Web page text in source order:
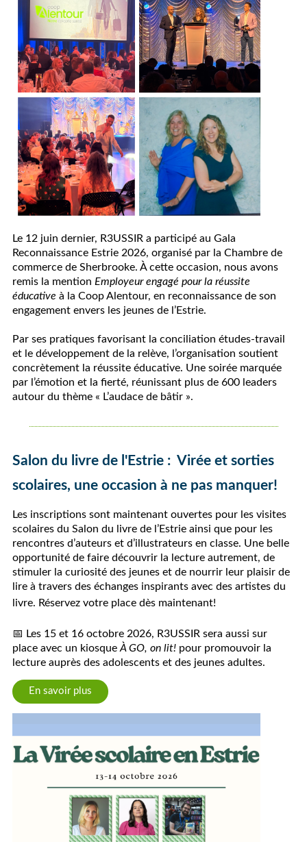
Le 12 juin dernier, R3USSIR a participé au Gala
Reconnaissance Estrie 2026, organisé par la Chambre de
commerce de Sherbrooke. À cette occasion, nous avons
remis la mention Employeur engagé pour la réussite
éducative à la Coop Alentour, en reconnaissance de son
engagement envers les jeunes de l’Estrie.
Par ses pratiques favorisant la conciliation études-travail
et le développement de la relève, l’organisation soutient
concrètement la réussite éducative. Une soirée marquée
par l’émotion et la fierté, réunissant plus de 600 leaders
autour du thème « L’audace de bâtir ».
Salon du livre de l'Estrie : Virée et sorties
scolaires, une occasion à ne pas manquer!
Les inscriptions sont maintenant ouvertes pour les visites
scolaires du Salon du livre de l’Estrie ainsi que pour les
rencontres d’auteurs et d’illustrateurs en classe. Une belle
opportunité de faire découvrir la lecture autrement, de
stimuler la curiosité des jeunes et de nourrir leur plaisir de
lire à travers des échanges inspirants avec des artistes du
livre. Réservez votre place dès maintenant!
📅 Les 15 et 16 octobre 2026, R3USSIR sera aussi sur
place avec un kiosque À GO, on lit! pour promouvoir la
lecture auprès des adolescents et des jeunes adultes.
En savoir plus